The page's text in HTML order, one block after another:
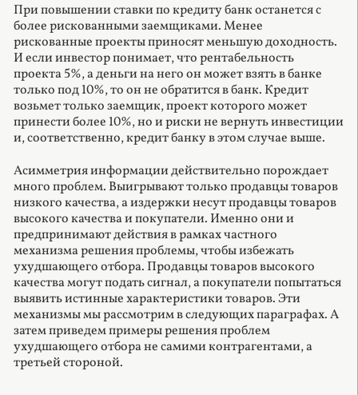
При повышении ставки по кредиту банк останется с
более рискованными заемщиками. Менее
рискованные проекты приносят меньшую доходность.
И если инвестор понимает, что рентабельность
проекта 5%, а деньги на него он может взять в банке
только под 10%, то он не обратится в банк. Кредит
возьмет только заемщик, проект которого может
принести более 10%, но и риски не вернуть инвестиции
и, соответственно, кредит банку в этом случае выше.
Асимметрия информации действительно порождает
много проблем. Выигрывают только продавцы товаров
низкого качества, а издержки несут продавцы товаров
высокого качества и покупатели. Именно они и
предпринимают действия в рамках частного
механизма решения проблемы, чтобы избежать
ухудшающего отбора. Продавцы товаров высокого
качества могут подать сигнал, а покупатели попытаться
выявить истинные характеристики товаров. Эти
механизмы мы рассмотрим в следующих параграфах. А
затем приведем примеры решения проблем
ухудшающего отбора не самими контрагентами, а
третьей стороной.